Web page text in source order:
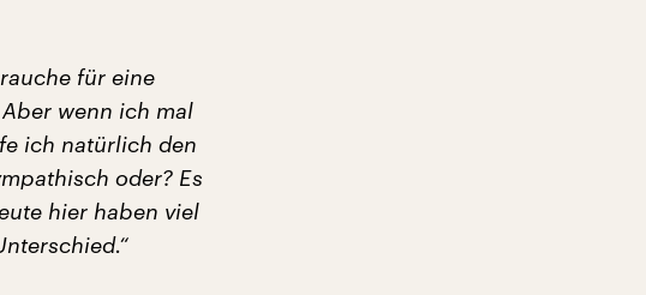
für eine
wenn ich mal
ich natürlich den
oder? Es
hier haben viel